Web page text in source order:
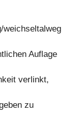
weichseltalweg
Auflage
verlinkt,
zu